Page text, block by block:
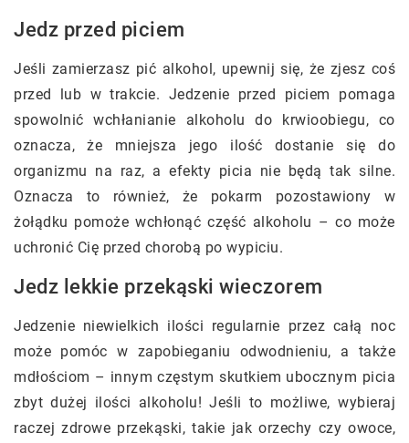
Jedz przed piciem
Jeśli zamierzasz pić alkohol, upewnij się, że zjesz coś
przed lub w trakcie. Jedzenie przed piciem pomaga
spowolnić wchłanianie alkoholu do krwioobiegu, co
oznacza, że mniejsza jego ilość dostanie się do
organizmu na raz, a efekty picia nie będą tak silne.
Oznacza to również, że pokarm pozostawiony w
żołądku pomoże wchłonąć część alkoholu – co może
uchronić Cię przed chorobą po wypiciu.
Jedz lekkie przekąski wieczorem
Jedzenie niewielkich ilości regularnie przez całą noc
może pomóc w zapobieganiu odwodnieniu, a także
mdłościom – innym częstym skutkiem ubocznym picia
zbyt dużej ilości alkoholu! Jeśli to możliwe, wybieraj
raczej zdrowe przekąski, takie jak orzechy czy owoce,